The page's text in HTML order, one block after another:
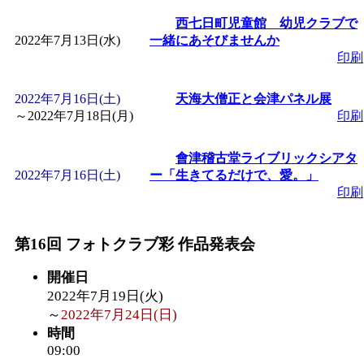
堂島地区歴史ウオ
」 受付期間：～
「みなづる号乗車体
de 健康づくり」」 受
皆鶴姫のこびる塾
～」 受付期間：～
「みなづる号乗車体
de 健康づくり」
2022年7月13日(水)
西七日町児童館 幼児クラブで
一緒にあそびませんか
印刷
2022年7月16日(土)
～ 2022年7月18日(月)
天海大僧正と会津パネル展
印刷
2022年7月16日(土)
會津稽古堂ライブリックシアタ
ー「生きてるだけで、愛。」
印刷
第16回 フォトクラブ彩 作品発表会
開催日
2022年7月19日(火)
～2022年7月24日(日)
時間
09:00